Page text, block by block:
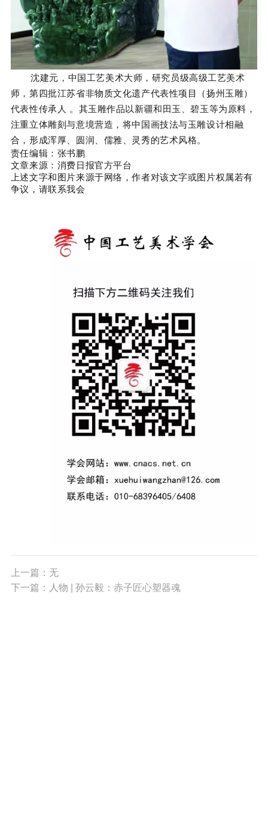
沈建元，中国工艺美术大师，研究员级高级工艺美术
师，第四批江苏省非物质文化遗产代表性项目（扬州玉雕）
代表性传承人 。其玉雕作品以新疆和田玉、碧玉等为原料，
注重立体雕刻与意境营造，将中国画技法与玉雕设计相融
合，形成浑厚、圆润、儒雅、灵秀的艺术风格。
责任编辑：张书鹏
文章来源：消费日报官方平台
上述文字和图片来源于网络，作者对该文字或图片权属若有
争议，请联系我会
上一篇：无
下一篇：人物 | 孙云毅：赤子匠心塑器魂